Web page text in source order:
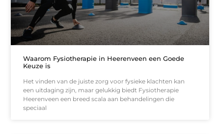
Waarom Fysiotherapie in Heerenveen een Goede
Keuze is
Het vinden van de juiste zorg voor fysieke klachten kan
een uitdaging zijn, maar gelukkig biedt Fysiotherapie
Heerenveen een breed scala aan behandelingen die
speciaal